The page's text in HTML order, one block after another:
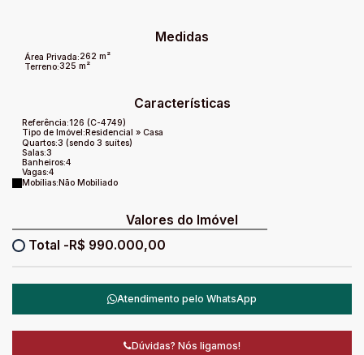
Medidas
Área Privada:262 m²
Terreno:325 m²
Características
Referência:126(C-4749)
Tipo de Imóvel: Residencial» Casa
Quartos:3 (sendo 3 suítes)
Salas:3
Banheiros:4
Vagas:4
Mobílias:Não Mobiliado
Valores do Imóvel
R$ 990.000,00
Atendimento pelo WhatsApp
Dúvidas? Nós ligamos!